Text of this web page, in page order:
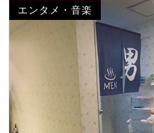
エンタメ・音楽